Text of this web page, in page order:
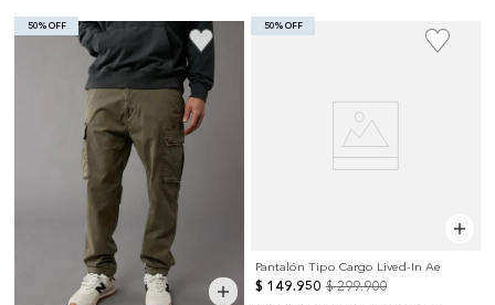
50% OFF 50% OFF
Pantalón Tipo Cargo Lived-In Ae
$ 149.950 $ 299.900